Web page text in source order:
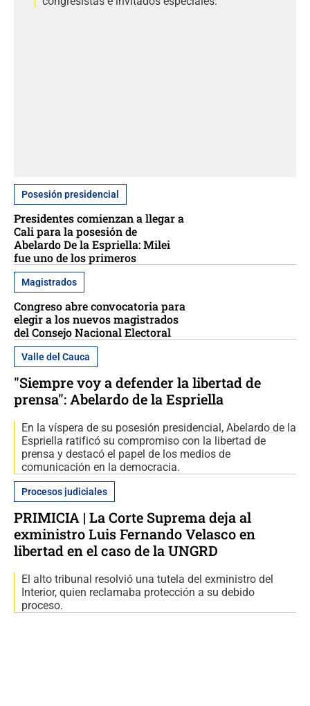
Posesión presidencial
Presidentes comienzan a llegar a
Cali para la posesión de
Abelardo De la Espriella: Milei
fue uno de los primeros
Magistrados
Congreso abre convocatoria para
elegir a los nuevos magistrados
del Consejo Nacional Electoral
Valle del Cauca
"Siempre voy a defender la libertad de
prensa": Abelardo de la Espriella
En la víspera de su posesión presidencial, Abelardo de la
Espriella ratificó su compromiso con la libertad de
prensa y destacó el papel de los medios de
comunicación en la democracia.
Procesos judiciales
PRIMICIA | La Corte Suprema deja al
exministro Luis Fernando Velasco en
libertad en el caso de la UNGRD
El alto tribunal resolvió una tutela del exministro del
Interior, quien reclamaba protección a su debido
proceso.